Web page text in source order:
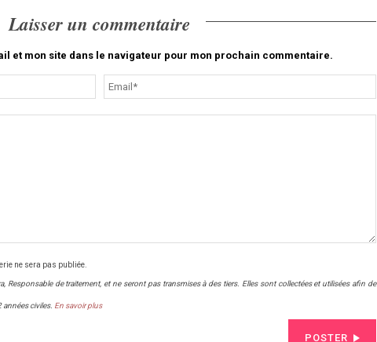
Laisser un commentaire
et mon site dans le navigateur pour mon prochain commentaire.
POSTER
ne sera pas publiée.
Responsable de traitement, et ne seront pas transmises à des tiers. Elles sont collectées et utilisées afin de
civiles. En savoir plus